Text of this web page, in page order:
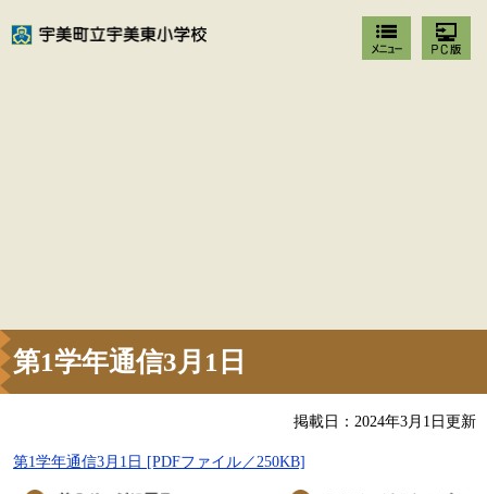
第1学年通信3月1日
掲載日：2024年3月1日更新
第1学年通信3月1日 [PDFファイル／250KB]